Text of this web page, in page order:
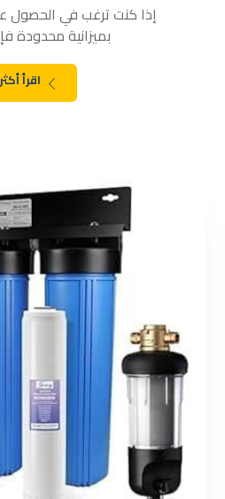
إذا كنت ترغب في الحصول
بميزانية محدودة
اقرأ أكثر